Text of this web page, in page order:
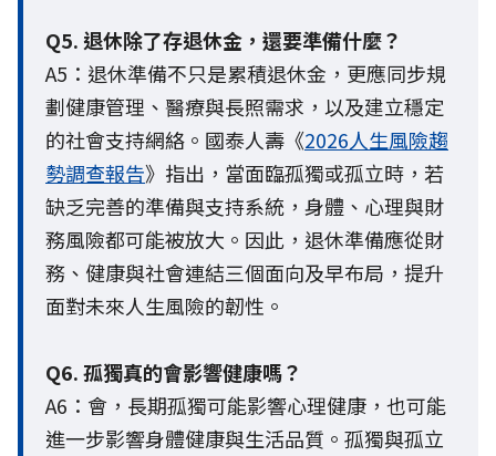
Q5. 退休除了存退休金，還要準備什麼？
A5：退休準備不只是累積退休金，更應同步規
劃健康管理、醫療與長照需求，以及建立穩定
的社會支持網絡。國泰人壽《2026人生風險趨
勢調查報告》指出，當面臨孤獨或孤立時，若
缺乏完善的準備與支持系統，身體、心理與財
務風險都可能被放大。因此，退休準備應從財
務、健康與社會連結三個面向及早布局，提升
面對未來人生風險的韌性。
Q6. 孤獨真的會影響健康嗎？
A6：會，長期孤獨可能影響心理健康，也可能
進一步影響身體健康與生活品質。孤獨與孤立